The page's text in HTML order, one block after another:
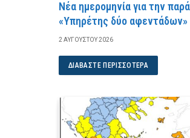
Νέα ημερομηνία για την
«Υπηρέτης δύο αφεντάδων»
2 ΑΥΓΟΎΣΤΟΥ 2026
ΔΙΑΒΆΣΤΕ ΠΕΡΙΣΣΌΤΕΡΑ